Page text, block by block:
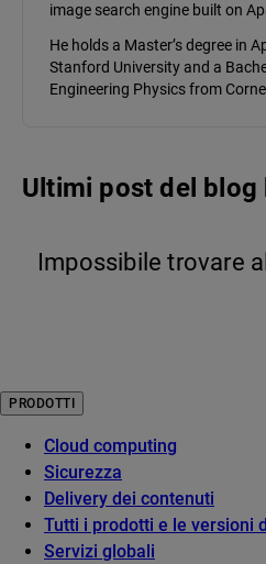
image search engine built on
He holds a Master’s degree in
Stanford University and a
Engineering Physics from
Ultimi post del blog
Impossibile trovare
PRODOTTI
Cloud computing
Sicurezza
Delivery dei contenuti
Tutti i prodotti e le versioni
Servizi globali